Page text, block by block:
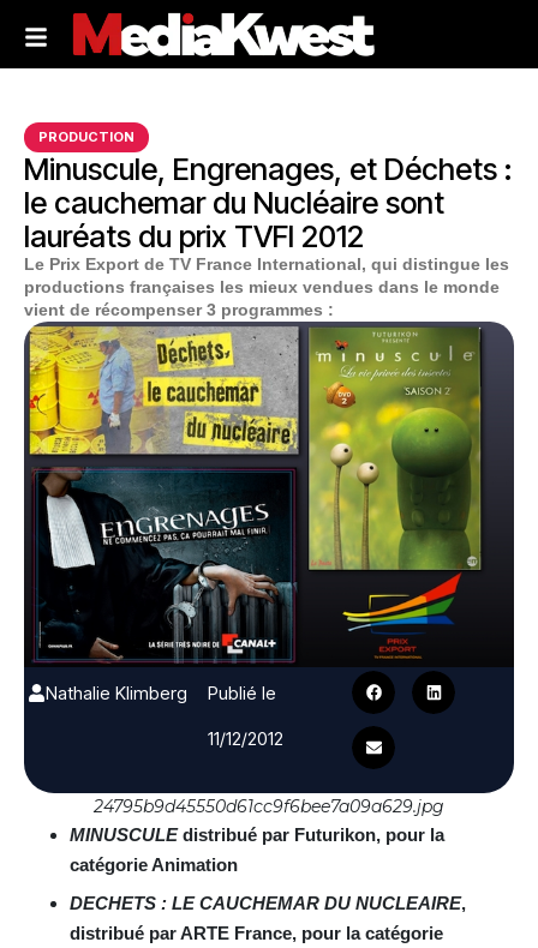
PRODUCTION
Minuscule, Engrenages, et Déchets :
le cauchemar du Nucléaire sont
lauréats du prix TVFI 2012
Le Prix Export de TV France International, qui distingue les
productions françaises les mieux vendues dans le monde
vient de récompenser 3 programmes :
Nathalie Klimberg
Publié le
11/12/2012
24795b9d45550d61cc9f6bee7a09a629.jpg
MINUSCULEdistribué par Futurikon, pour la
catégorie Animation
DECHETS : LE CAUCHEMAR DU NUCLEAIRE,
distribué par ARTE France, pour la catégorie